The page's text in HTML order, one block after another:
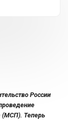
России
(МСП). Теперь